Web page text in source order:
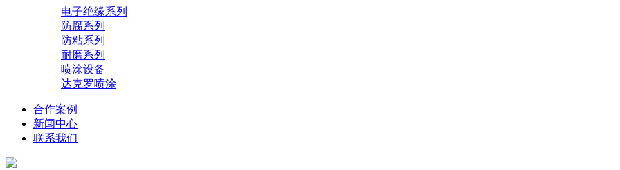
电子绝缘系列
防腐系列
防粘系列
耐磨系列
喷涂设备
达克罗喷涂
合作案例
新闻中心
联系我们